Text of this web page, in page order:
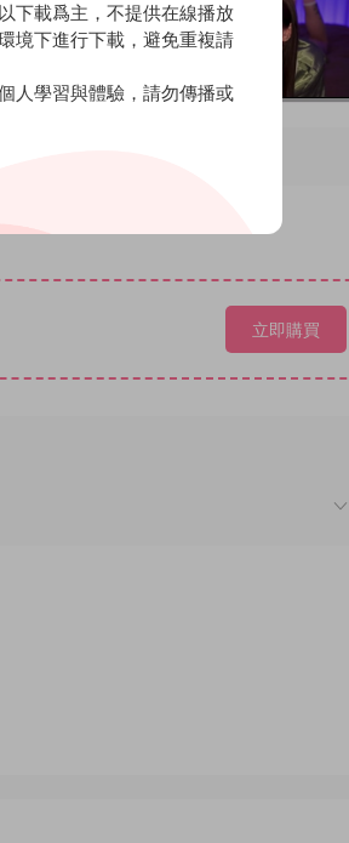
立即購買
下載爲主，不提供在線播放
境下進行下載，避免重複請
人學習與體驗，請勿傳播或